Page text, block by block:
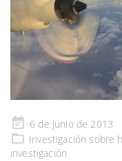
Publicado
en
6 de junio de 2013
Investigación sobre
investigación